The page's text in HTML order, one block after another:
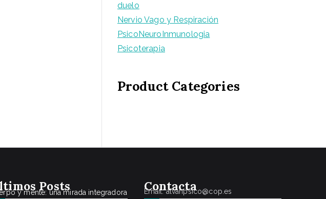
duelo
Nervio Vago y Respiración
PsicoNeuroInmunologia
Psicoterapia
Product Categories
Posts
y mente: una mirada integradora Contacta
Email: alvahpsico@cop.es